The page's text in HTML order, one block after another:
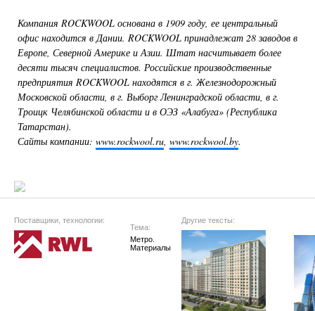
Компания ROCKWOOL основана в 1909 году, ее центральный
офис находится в Дании. ROCKWOOL принадлежат 28 заводов в
Европе, Северной Америке и Азии. Штат насчитывает более
десяти тысяч специалистов. Российские производственные
предприятия ROCKWOOL находятся в г. Железнодорожный
Московской области, в г. Выборг Ленинградской области, в г.
Троицк Челябинской области и в ОЭЗ «Алабуга» (Республика
Татарстан).
Сайты компании: www.rockwool.ru www.rockwool.by.
Поставщики, технологии:
Тема:
Метро.
Материалы
Другие тексты: